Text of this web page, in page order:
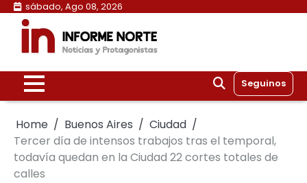
Skip
content
sábado, Ago 08, 2026
Seguinos
Home Buenos Aires
Ciudad
Tercer día de intensos trabajos tras el temporal,
todavía quedan en la Ciudad 22 cortes totales de
calles